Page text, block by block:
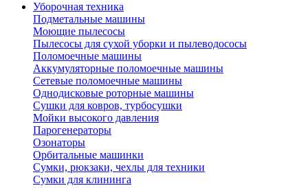
Уборочная техника
Подметальные машины
Моющие пылесосы
Пылесосы для сухой уборки и пылеводососы
Поломоечные машины
Аккумуляторные поломоечные машины
Сетевые поломоечные машины
Однодисковые роторные машины
Сушки для ковров, турбосушки
Мойки высокого давления
Парогенераторы
Озонаторы
Орбитальные машинки
Сумки, рюкзаки, чехлы для техники
Сумки для клининга